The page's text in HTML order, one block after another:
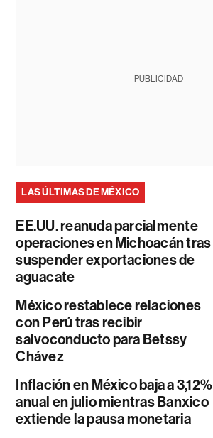
PUBLICIDAD
LAS ÚLTIMAS DE MÉXICO
EE.UU. reanuda parcialmente
operaciones en Michoacán tras
suspender exportaciones de
aguacate
México restablece relaciones
con Perú tras recibir
salvoconducto para Betssy
Chávez
Inflación en México baja a 3,12%
anual en julio mientras Banxico
extiende la pausa monetaria